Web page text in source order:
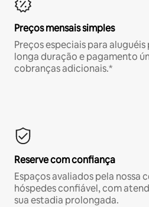
Preços mensais simples
Preços especiais para
longa duração e pagamento
cobranças adicionais.*
Reserve com confiança
Espaços avaliados pela nossa
hóspedes confiável, com
sua estadia prolongada.